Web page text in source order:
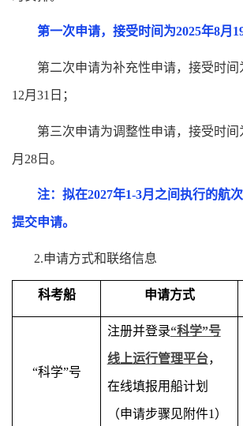
第一次申请，接受时间为2025年8月
第二次申请为补充性申请，接受时间
12月 31 日；
第三次申请为调整性申请，接受时间
月 28 日。
注：拟在2027年1-3月之间执行的航
提交申请。
2.申请方式和联络信息
科考船 申请方式
“科学”号
注册并登录“科学”号
线上运行管理平台，
在线填报用船计划
（申请步骤见附件1 ）